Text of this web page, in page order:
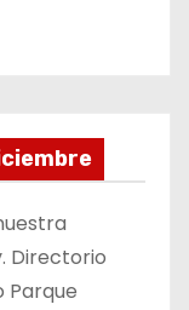
Directorio
Parque